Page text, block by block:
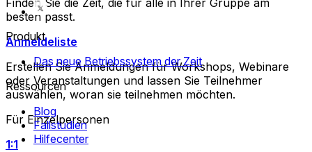
besten passt.
Anmeldeliste
Erstellen Sie Anmeldungen für Workshops, Webinare
oder Veranstaltungen und lassen Sie Teilnehmer
auswählen, woran sie teilnehmen möchten.
Für Einzelpersonen
1:1
Produkt
Das neue Betriebssystem der Zeit
Ressourcen
Blog
Fallstudien
Hilfecenter